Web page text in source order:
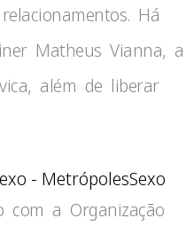
Há
Matheus Vianna, a
além de liberar
Sexo
a Organização